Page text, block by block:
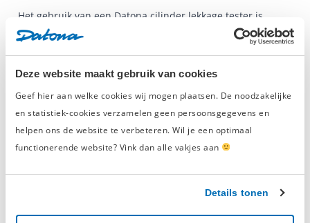
Deze website maakt gebruik van cookies
Geef hier aan welke cookies wij mogen plaatsen. De noodzakelijke
en statistiek-cookies verzamelen geen persoonsgegevens en
helpen ons de website te verbeteren. Wil je een optimaal
functionerende website? Vink dan alle vakjes aan
Details tonen
Het gebruik van een Datona cilinder lekkage tester is
eenvoudig, want de meter wordt geleverd als handige
koffer met een flexibele luchtslang, koppelstukken in M10,
alle cilinders te testen. De Datona cilinder lekkage tester
werkt op basis van perslucht. Ook de hiervoor benodigde
compressorkun je in onze webshop eenvoudig bestellen.
Onze multifunctionele compressors zijn ook te gebruiken
in combinatie met onsluchtgereedschap, onze